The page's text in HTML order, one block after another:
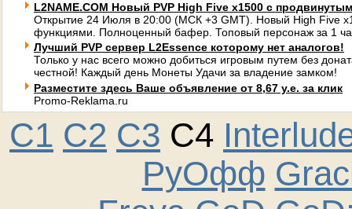
L2NAME.COM Новый PVP High Five x1500 с
Открытие 24 Июля в 20:00 (МСК +3 GMT). Новый High Five
функциями. Полноценный бафер. Топовый персонаж за 1
Лучший PVP сервер L2Essence которому нет аналогов!
Только у нас всего можно добиться игровым путем без
честной! Каждый день Монеты Удачи за владение замком!
Разместите здесь Ваше объявление от 8,67 у.е. за клик
Promo-Reklama.ru
C1 C2 C3 C4
РуОфф